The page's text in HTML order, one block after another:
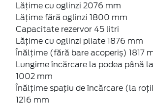
Lățime cu oglinzi 2076 mm
Lățime fără oglinzi 1800 mm
Capacitate rezervor 45 litri
Lățime cu oglinzi pliate 1876 mm
Înălțime (fără bare acoperiș) 1817
Lungime încărcare la podea până
1002 mm
Înălțime spațiu de încărcare (la
1216 mm